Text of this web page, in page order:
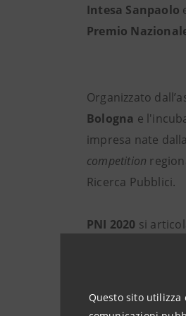
Questo sito utilizza
Intesa Sanpaolo
Premio
Organizzato
Bologna e
impresa nate
competition
Ricerca Pubblici.
PNI 2020 si
di confronto